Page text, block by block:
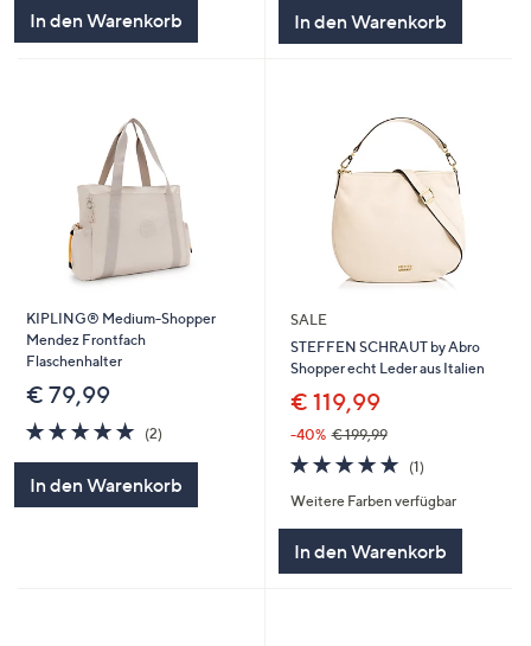
In den Warenkorb In den Warenkorb
KIPLING® Medium-Shopper
Mendez Frontfach
Flaschenhalter
€ 79,99
5.0
von
(2)2
In den Warenkorb
SALE
STEFFEN SCHRAUT by Abro
Shopper echt Leder aus Italien
€ 119,99
-40% € 199,99
5.0
von
5
(1)1
Weitere Farben verfügbar
In den Warenkorb